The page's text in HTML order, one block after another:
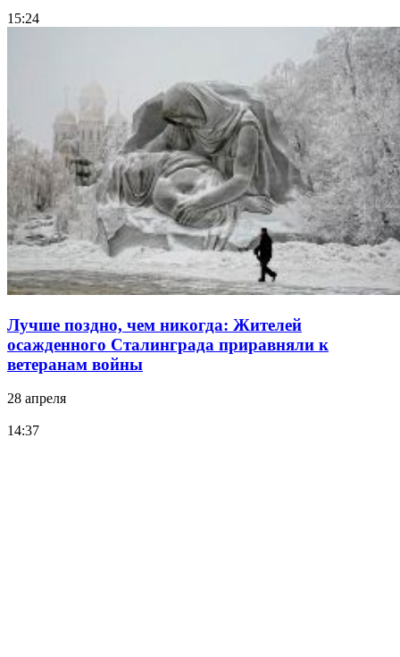
15:24
Лучше поздно, чем никогда: Жителей
осажденного Сталинграда приравняли к
ветеранам войны
28 апреля
14:37